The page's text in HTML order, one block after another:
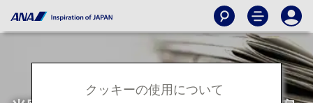
クッキーの使用について